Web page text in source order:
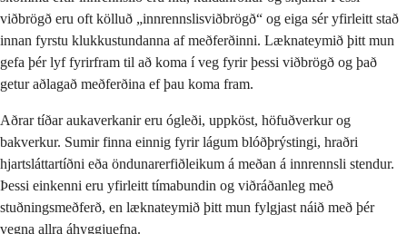
viðbrögð eru oft kölluð „innrennslisviðbrögð“ og eiga sér yfirleitt stað
innan fyrstu klukkustundanna af meðferðinni. Læknateymið þitt mun
gefa þér lyf fyrirfram til að koma í veg fyrir þessi viðbrögð og það
getur aðlagað meðferðina ef þau koma fram.
Aðrar tíðar aukaverkanir eru ógleði, uppköst, höfuðverkur og
bakverkur. Sumir finna einnig fyrir lágum blóðþrýstingi, hraðri
hjartsláttartíðni eða öndunarerfiðleikum á meðan á innrennsli stendur.
Þessi einkenni eru yfirleitt tímabundin og viðráðanleg með
stuðningsmeðferð, en læknateymið þitt mun fylgjast náið með þér
vegna allra áhyggjuefna.